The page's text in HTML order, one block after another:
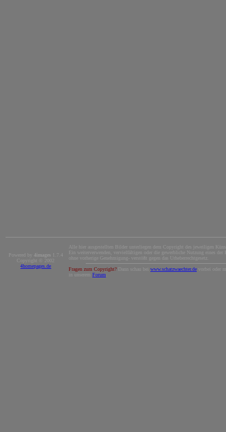
Powered by 4images 1.7.4
Copyright © 2002
4homepages.de
Alle hier ausgestellten Bilder unterliegen dem Copyright des jeweiligen
Ein weiterverwenden, vervielfältigen oder die gewerbliche Nutzung eines der
ohne vorherige Genehmigung- verstößt gegen das Urheberrechtgesetz.
Fragen zum Copyright? Dann schau bei www.schatzwaechter.de vorbei oder
in unserem Forum